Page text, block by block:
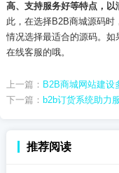
高、支持服务好等特点，
此，在选择B2B商城源码时
情况选择最适合的源码。如
在线客服的哦。
上一篇： B2B商城网站建设
下一篇： b2b订货系统助力
推荐阅读